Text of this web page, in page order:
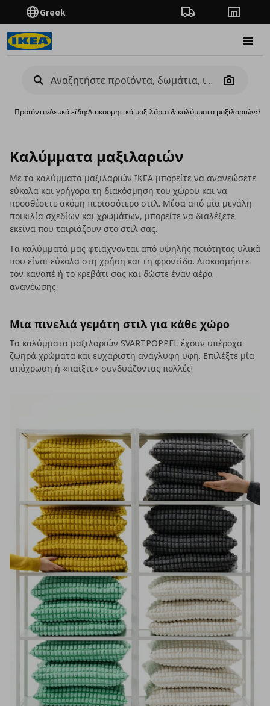
Greek Πορεία παραγγελίας
Camera
Προϊόντα›Λευκά είδη›Διακοσμητικά μαξιλάρια & καλύμματα μαξιλαριών›
Καλύμματα μαξιλαριών
Με τα καλύμματα μαξιλαριών ΙΚΕΑ μπορείτε να ανανεώσετε
εύκολα και γρήγορα τη διακόσμηση του χώρου και να
προσθέσετε ακόμη περισσότερο στιλ. Μέσα από μία μεγάλη
ποικιλία σχεδίων και χρωμάτων, μπορείτε να διαλέξετε
εκείνα που ταιριάζουν στο στιλ σας.
Τα καλύμματά μας φτιάχνονται από υψηλής ποιότητας υλικά
που είναι εύκολα στη χρήση και τη φροντίδα. Διακοσμήστε
τον καναπέ ή το κρεβάτι σας και δώστε έναν αέρα
ανανέωσης.
Μια πινελιά γεμάτη στιλ για κάθε χώρο
Τα καλύμματα μαξιλαριών SVARTPOPPEL έχουν υπέροχα
ζωηρά χρώματα και ευχάριστη ανάγλυφη υφή. Επιλέξτε μία
απόχρωση ή «παίξτε» συνδυάζοντας πολλές!